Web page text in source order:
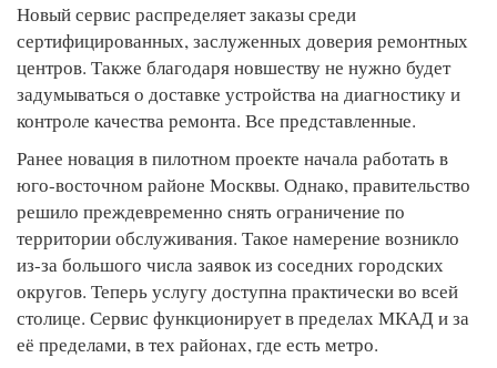
Новый сервис распределяет заказы среди
сертифицированных, заслуженных доверия ремонтных
центров. Также благодаря новшеству не нужно будет
задумываться о доставке устройства на диагностику и
контроле качества ремонта. Все представленные.
Ранее новация в пилотном проекте начала работать в
юго-восточном районе Москвы. Однако, правительство
решило преждевременно снять ограничение по
территории обслуживания. Такое намерение возникло
из-за большого числа заявок из соседних городских
округов. Теперь услугу доступна практически во всей
столице. Сервис функционирует в пределах МКАД и за
её пределами, в тех районах, где есть метро.